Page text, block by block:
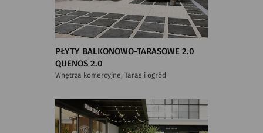
PŁYTY BALKONOWO-TARASOWE 2.0
QUENOS 2.0
Wnętrza komercyjne, Taras i ogród